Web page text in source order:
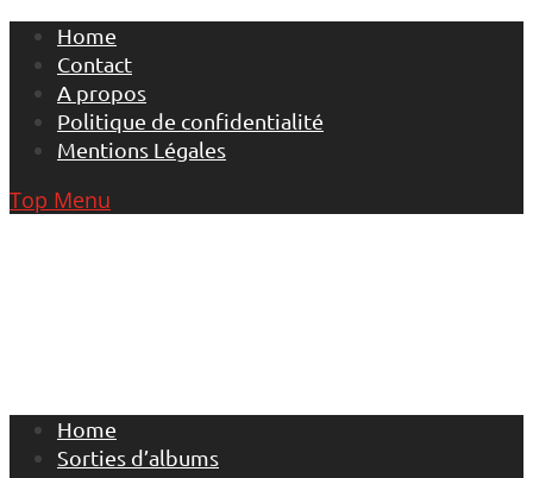
Skip
content
Home
Contact
A propos
Politique de confidentialité
Mentions Légales
Top Menu
Home
Sorties d’albums